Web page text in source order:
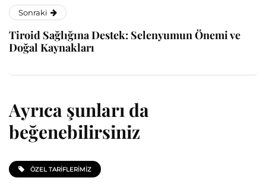
Sonraki
Tiroid Sağlığına Destek: Selenyumun Önemi ve
Doğal Kaynakları
Ayrıca şunları da
beğenebilirsiniz
ÖZEL TARIFLERIMIZ